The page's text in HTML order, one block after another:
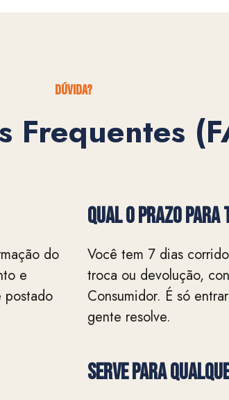
dúvida?
Frequentes
do
e
postado
QUAL O PRAZO PARA
Você tem 7 dias
troca ou devolução,
Consumidor. É só
gente resolve.
Serve para